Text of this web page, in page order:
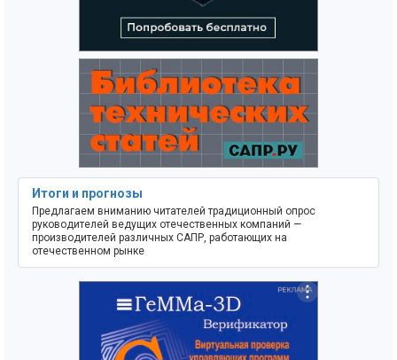
Итоги и прогнозы
Предлагаем вниманию читателей традиционный опрос
руководителей ведущих отечественных компаний —
производителей различных САПР, работающих на
отечественном рынке